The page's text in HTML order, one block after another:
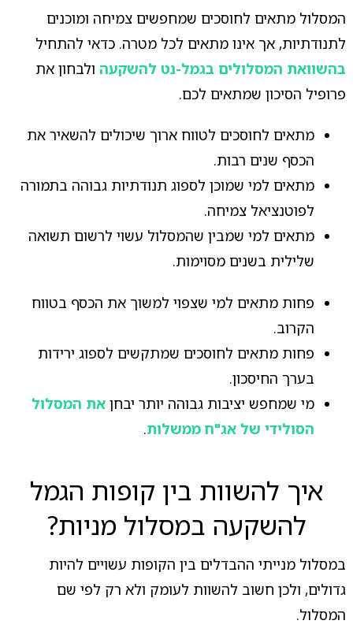
המסלול מתאים לחוסכים שמחפשים צמיחה ומוכנים
לתנודתיות, אך אינו מתאים לכל מטרה. כדאי להתחיל
בהשוואת המסלולים בגמל-נט להשקעהולבחון את
פרופיל הסיכון שמתאים לכם.
מתאים לחוסכים לטווח ארוך שיכולים להשאיר את
הכסף שנים רבות.
מתאים למי שמוכן לספוג תנודתיות גבוהה בתמורה
לפוטנציאל צמיחה.
מתאים למי שמבין שהמסלול עשוי לרשום תשואה
שלילית בשנים מסוימות.
פחות מתאים למי שצפוי למשוך את הכסף בטווח
הקרוב.
פחות מתאים לחוסכים שמתקשים לספוג ירידות
בערך החיסכון.
מי שמחפש יציבות גבוהה יותר יבחן את המסלול
הסולידי של אג"ח ממשלות.
איך להשוות בין קופות הגמל
להשקעה במסלול מניות?
במסלול מנייתי ההבדלים בין הקופות עשויים להיות
גדולים, ולכן חשוב להשוות לעומק ולא רק לפי שם
המסלול.